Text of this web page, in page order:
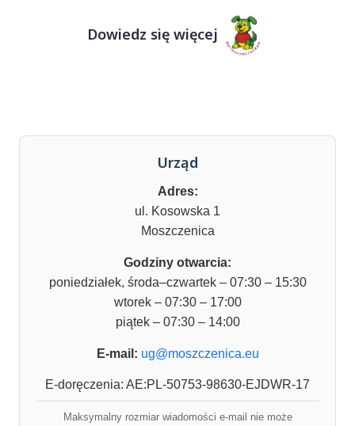
Dowiedz się więcej
Urząd
Adres:
ul. Kosowska 1
Moszczenica
Godziny otwarcia:
poniedziałek, środa–czwartek – 07:30 – 15:30
wtorek – 07:30 – 17:00
piątek – 07:30 – 14:00
E-mail: ug@moszczenica.eu
E-doręczenia: AE:PL-50753-98630-EJDWR-17
Maksymalny rozmiar wiadomości e-mail nie może